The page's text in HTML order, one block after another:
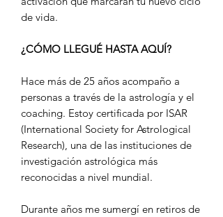
de vida.
¿CÓMO LLEGUÉ HASTA AQUÍ?
Hace más de 25 años acompaño a
personas a través de la astrología y el
coaching. Estoy certificada por ISAR
(International Society for Astrological
Research), una de las instituciones de
investigación astrológica más
reconocidas a nivel mundial.
Durante años me sumergí en retiros de